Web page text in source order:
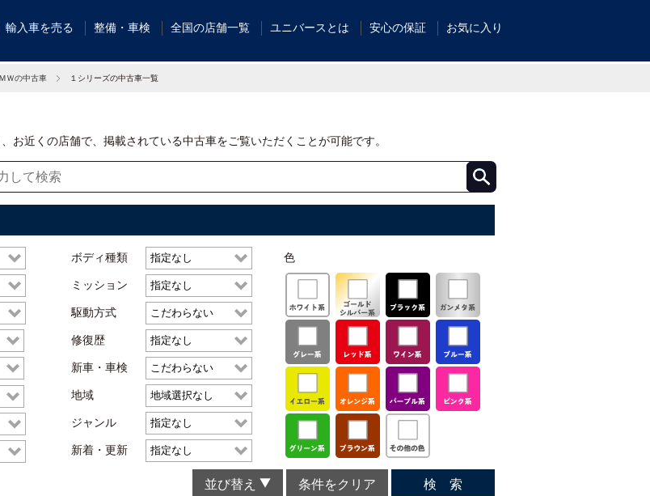
輸入車を売る 整備・車検 全国の店舗一覧 ユニバースとは 安心の保証 お気に入り
Ｗの中古車 １シリーズの中古車一覧
お近くの店舗で、掲載されている中古車をご覧いただくことが可能です。
ボディ種類
ミッション
駆動方式
修復歴
新車・車検
地域
ジャンル
新着・更新
色
並び替え 条件をクリア 検 索